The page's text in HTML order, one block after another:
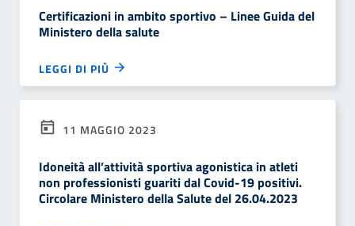
Certificazioni in ambito sportivo – Linee Guida del
Ministero della salute
LEGGI DI PIÙ
11 MAGGIO 2023
Idoneità all’attività sportiva agonistica in atleti
non professionisti guariti dal Covid-19 positivi.
Circolare Ministero della Salute del 26.04.2023